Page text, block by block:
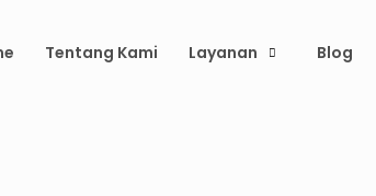
Tentang Kami Layanan Blog